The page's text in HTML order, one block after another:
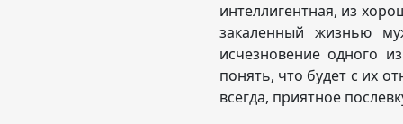
интеллигентная, из
закаленный жизнью
исчезновение одного
понять, что будет с их
всегда, приятное